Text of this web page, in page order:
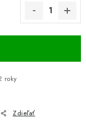
roky
Zdieľať